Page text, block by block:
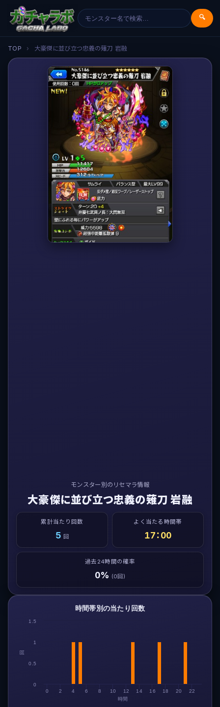
🔍
TOP › 大豪傑に並び立つ忠義の薙刀 岩融
モンスター別のリセマラ情報
大豪傑に並び立つ忠義の薙刀 岩融
累計当たり回数
5 回
よく当たる時間帯
17：00
過去24時間の確率
0% (0回)
時間
回
時間帯別の当たり回数
0 2 4 6 8 10 12 14 16 18 20 22
0
0.5
1
1.5